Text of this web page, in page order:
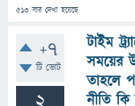
513 বার দেখা হয়েছে
+7
টি ভোট
টাইম
সময়ের
তাহলে
নীতি